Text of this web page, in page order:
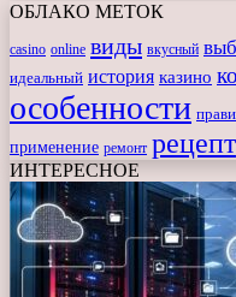
ОБЛАКО МЕТОК
casino online виды вкусный
идеальный история казино
особенности
применение ремонт рецепт
ИНТЕРЕСНОЕ